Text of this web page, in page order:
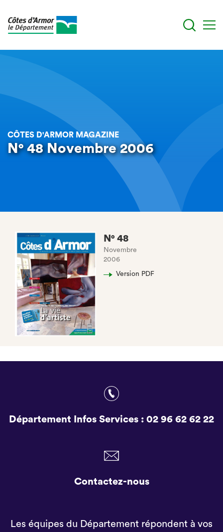
CÔTES D'ARMOR MAGAZINE
N° 48 Novembre 2006
N° 48
Novembre
2006
Version PDF
Département Infos Services : 02 96 62 62 22
Contactez-nous
Les équipes du Département répondent à vos